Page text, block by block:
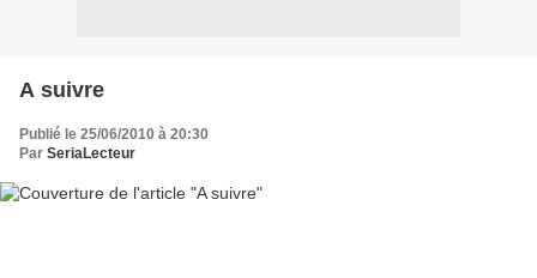
A suivre
Publié le 25/06/2010 à 20:30
Par SeriaLecteur